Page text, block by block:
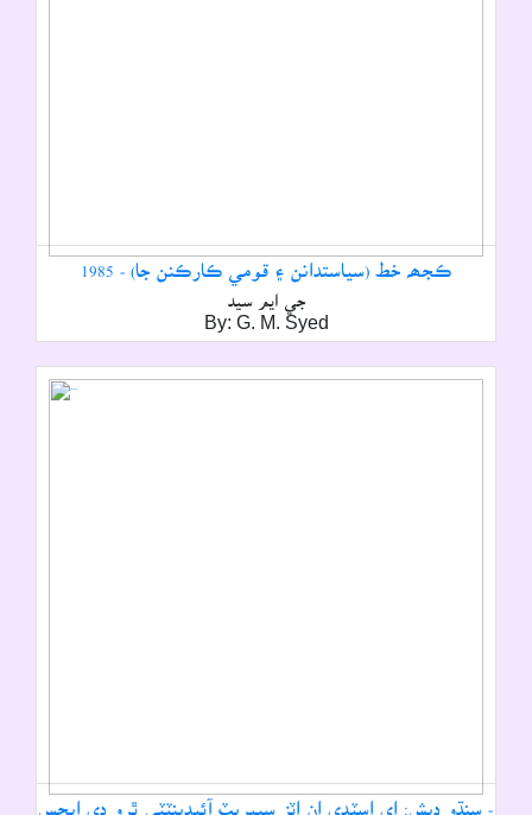
ڪجھہ خط (سياستدانن ۽ قومي ڪارڪنن جا) - 1985
جي ايم سيد
By: G. M. Syed
سنڌو ديش: اي اسٽڊي ان اٽز سيپريٽ آئيڊينٽٽي ٿرو دي ايجس -